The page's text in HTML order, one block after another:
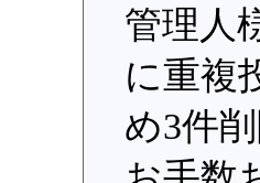
管理人
に重複
め3件